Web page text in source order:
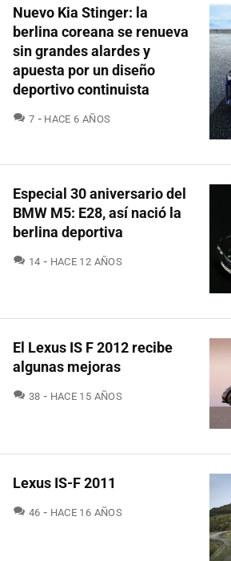
Nuevo Kia Stinger: la
berlina coreana se renueva
sin grandes alardes y
apuesta por un diseño
deportivo continuista
7 COMENTARIOS
HACE 6 AÑOS
Especial 30 aniversario del
BMW M5: E28, así nació la
berlina deportiva
14 COMENTARIOS
HACE 12 AÑOS
El Lexus IS F 2012 recibe
algunas mejoras
38 COMENTARIOS
HACE 15 AÑOS
Lexus IS-F 2011
46 COMENTARIOS
HACE 16 AÑOS